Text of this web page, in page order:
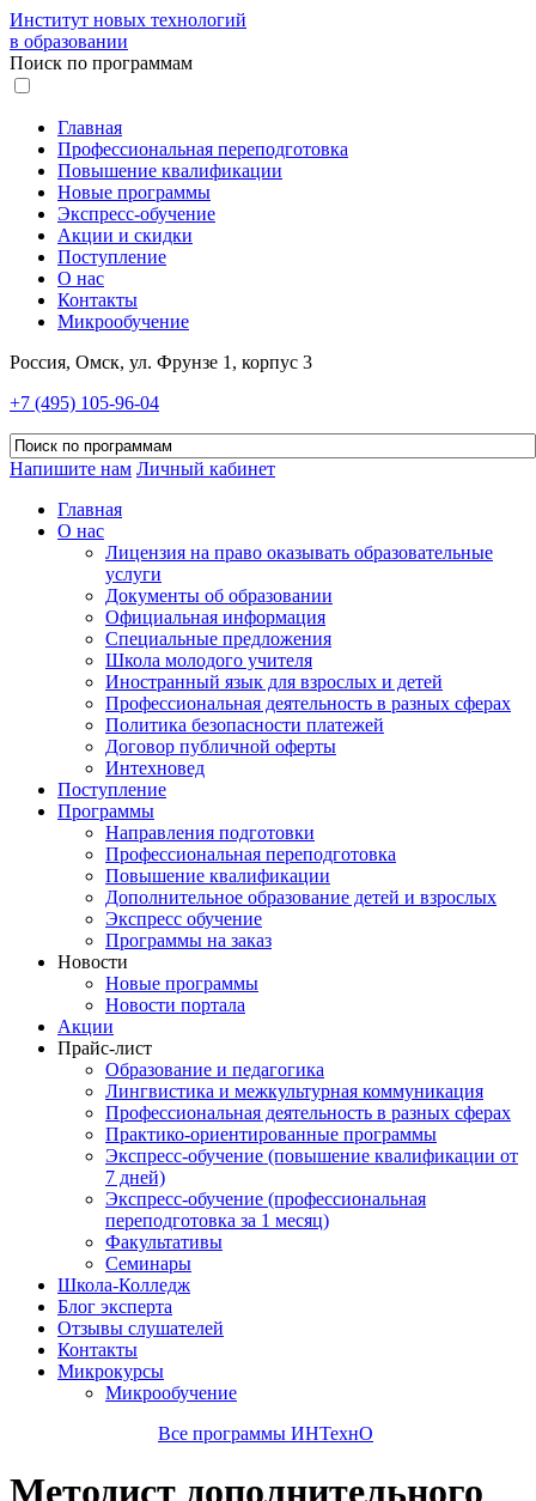
Институт новых технологий
в образовании
Поиск по программам
Главная
Профессиональная переподготовка
Повышение квалификации
Новые программы
Экспресс-обучение
Акции и скидки
Поступление
О нас
Контакты
Микрообучение
Россия, Омск, ул. Фрунзе 1, корпус 3
+7 (495) 105-96-04
Напишите нам Личный кабинет
Главная
О нас
Лицензия на право оказывать образовательные
услуги
Документы об образовании
Официальная информация
Специальные предложения
Школа молодого учителя
Иностранный язык для взрослых и детей
Профессиональная деятельность в разных сферах
Политика безопасности платежей
Договор публичной оферты
Интехновед
Поступление
Программы
Направления подготовки
Профессиональная переподготовка
Повышение квалификации
Дополнительное образование детей и взрослых
Экспресс обучение
Программы на заказ
Новости
Новые программы
Новости портала
Акции
Прайс-лист
Образование и педагогика
Лингвистика и межкультурная коммуникация
Профессиональная деятельность в разных сферах
Практико-ориентированные программы
Экспресс-обучение (повышение квалификации от
7 дней)
Экспресс-обучение (профессиональная
переподготовка за 1 месяц)
Факультативы
Семинары
Школа-Колледж
Блог эксперта
Отзывы слушателей
Контакты
Микрокурсы
Микрообучение
Все программы ИНТехнО
Методист дополнительного